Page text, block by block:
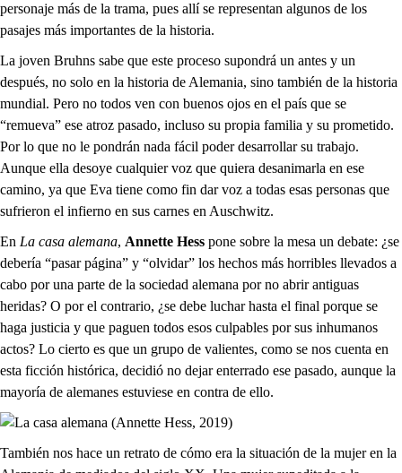
personaje más de la trama, pues allí se representan algunos de los
pasajes más importantes de la historia.
La joven Bruhns sabe que este proceso supondrá un antes y un
después, no solo en la historia de Alemania, sino también de la historia
mundial. Pero no todos ven con buenos ojos en el país que se
“remueva” ese atroz pasado, incluso su propia familia y su prometido.
Por lo que no le pondrán nada fácil poder desarrollar su trabajo.
Aunque ella desoye cualquier voz que quiera desanimarla en ese
camino, ya que Eva tiene como fin dar voz a todas esas personas que
sufrieron el infierno en sus carnes en Auschwitz.
En La casa alemana, Annette Hess pone sobre la mesa un debate: ¿se
debería “pasar página” y “olvidar” los hechos más horribles llevados a
cabo por una parte de la sociedad alemana por no abrir antiguas
heridas? O por el contrario, ¿se debe luchar hasta el final porque se
haga justicia y que paguen todos esos culpables por sus inhumanos
actos? Lo cierto es que un grupo de valientes, como se nos cuenta en
esta ficción histórica, decidió no dejar enterrado ese pasado, aunque la
mayoría de alemanes estuviese en contra de ello.
También nos hace un retrato de cómo era la situación de la mujer en la